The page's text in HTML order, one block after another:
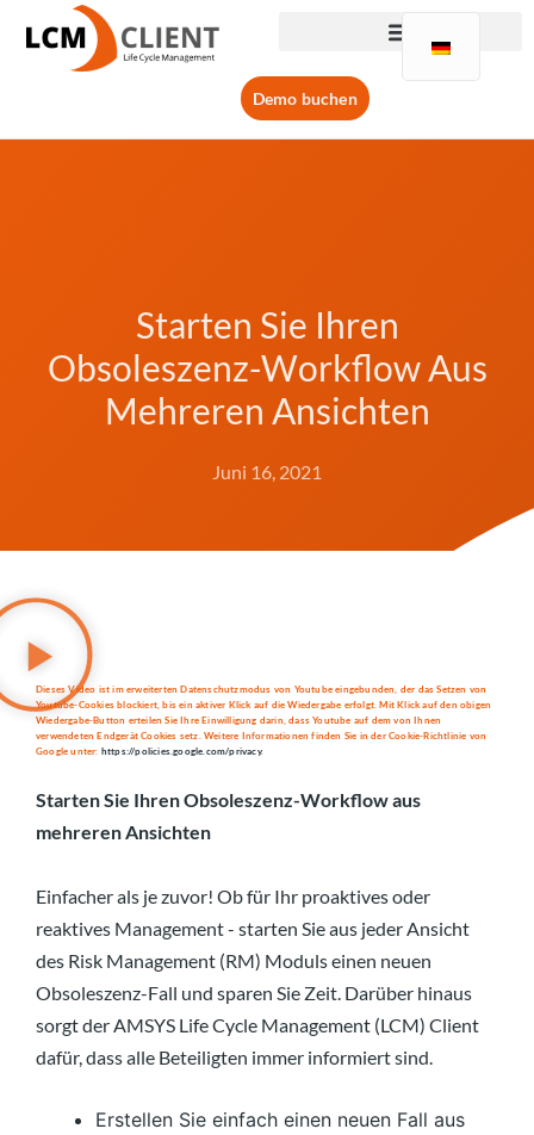
Demo buchen
Starten Sie Ihren
Obsoleszenz-Workflow Aus
Mehreren Ansichten
Juni 16, 2021
Dieses Video ist im erweiterten Datenschutzmodus von Youtube eingebunden, der das Setzen von
Youtube-Cookies blockiert, bis ein aktiver Klick auf die Wiedergabe erfolgt. Mit Klick auf den obigen
Wiedergabe-Button erteilen Sie Ihre Einwilligung darin, dass Youtube auf dem von Ihnen
verwendeten Endgerät Cookies setz. Weitere Informationen finden Sie in der Cookie-Richtlinie von
Google unter: https://policies.google.com/privacy.
Starten Sie Ihren Obsoleszenz-Workflow aus
mehreren Ansichten
Einfacher als je zuvor! Ob für Ihr proaktives oder
reaktives Management - starten Sie aus jeder Ansicht
des Risk Management (RM) Moduls einen neuen
Obsoleszenz-Fall und sparen Sie Zeit. Darüber hinaus
sorgt der AMSYS Life Cycle Management (LCM) Client
dafür, dass alle Beteiligten immer informiert sind.
Erstellen Sie einfach einen neuen Fall aus